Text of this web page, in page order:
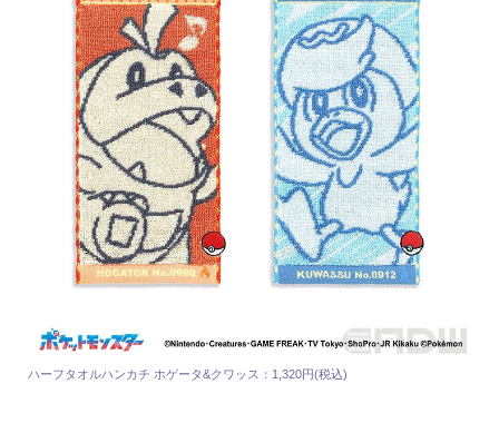
ハーフタオルハンカチ ホゲータ&クワッス：1,320円(税込)